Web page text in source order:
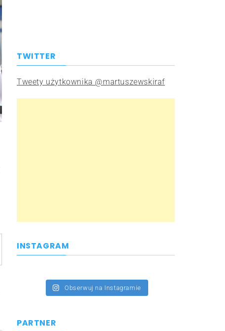
TWITTER
Tweety użytkownika @martuszewskiraf
INSTAGRAM
Obserwuj na Instagramie
PARTNER